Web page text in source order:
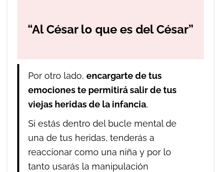
“Al César lo que es del César”
Por otro lado, encargarte de tus
emociones te permitirá salir de tus
viejas heridas de la infancia,
Si estás dentro del bucle mental de
una de tus heridas, tenderás a
reaccionar como una niña y por lo
tanto usarás la manipulación